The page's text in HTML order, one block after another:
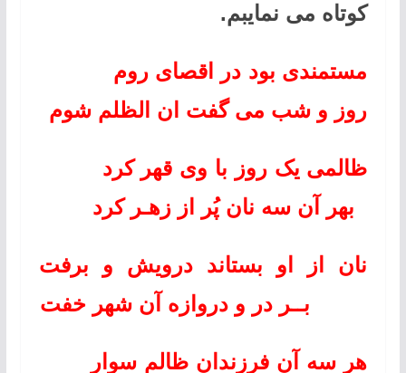
کوتاه می نمایبم.
مستمندی بود در اقصای روم
روز و شب می گفت ان الظلم شوم
ظالمی یک روز با وی قهر کرد
بهر آن سه نان پُر از زهـر کرد
نان از او بستاند درویش و برفت
بــر در و دروازه آن شهر خفت
هر سه آن فرزندان ظالم سوار